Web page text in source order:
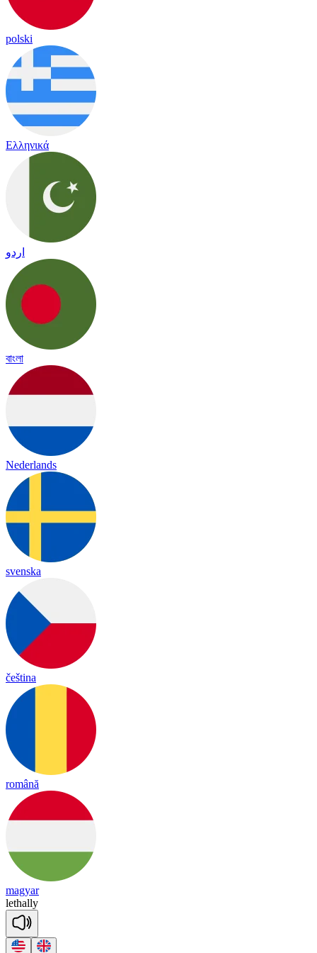
polski
Ελληνικά
اردو
বাংলা
Nederlands
svenska
čeština
română
magyar
lethally